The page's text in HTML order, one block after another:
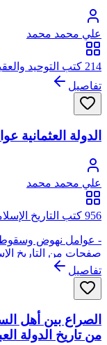
علي محمد محمد
214 كتب التوحيد والعقيدة
تفاصيل
الدولة
علي محمد محمد
956 كتب التاريخ الإسلامي
- عوامل نهوض وسقوط
الشمال الإفريقي (6)
تفاصيل
الصراع بين أهل
من تاريخ الدولة